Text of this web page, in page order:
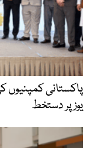
یوز پر دستخط